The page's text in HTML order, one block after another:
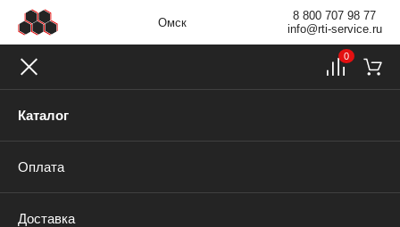
Омск
8 800 707 98 77
info@rti-service.ru
Каталог
Оплата
Доставка
0